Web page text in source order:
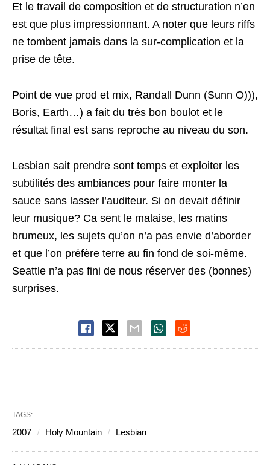
Et le travail de composition et de structuration n’en
est que plus impressionnant. A noter que leurs riffs
ne tombent jamais dans la sur-complication et la
prise de tête.
Point de vue prod et mix, Randall Dunn (Sunn O))),
Boris, Earth…) a fait du très bon boulot et le
résultat final est sans reproche au niveau du son.
Lesbian sait prendre sont temps et exploiter les
subtilités des ambiances pour faire monter la
sauce sans lasser l’auditeur. Si on devait définir
leur musique? Ca sent le malaise, les matins
brumeux, les sujets qu’on n’a pas envie d’aborder
et que l’on préfère terre au fin fond de soi-même.
Seattle n’a pas fini de nous réserver des (bonnes)
surprises.
TAGS:
2007 Holy Mountain Lesbian